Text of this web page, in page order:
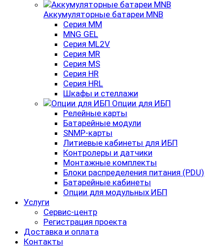
Аккумуляторные батареи MNB
Серия MM
MNG GEL
Серия ML2V
Серия MR
Серия MS
Серия HR
Серия HRL
Шкафы и стеллажи
Опции для ИБП
Релейные карты
Батарейные модули
SNMP-карты
Литиевые кабинеты для ИБП
Контролеры и датчики
Монтажные комплекты
Блоки распределения питания (PDU)
Батарейные кабинеты
Опции для модульных ИБП
Услуги
Сервис-центр
Регистрация проекта
Доставка и оплата
Контакты